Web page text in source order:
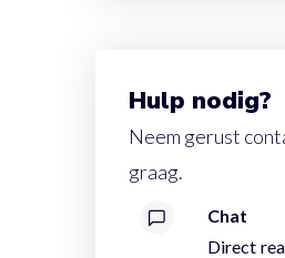
Hulp nodig?
Neem gerust
graag.
Chat
Direct